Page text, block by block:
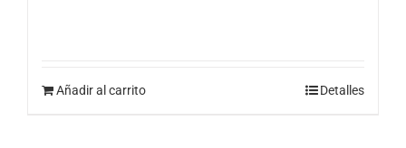
Añadir al carrito Detalles